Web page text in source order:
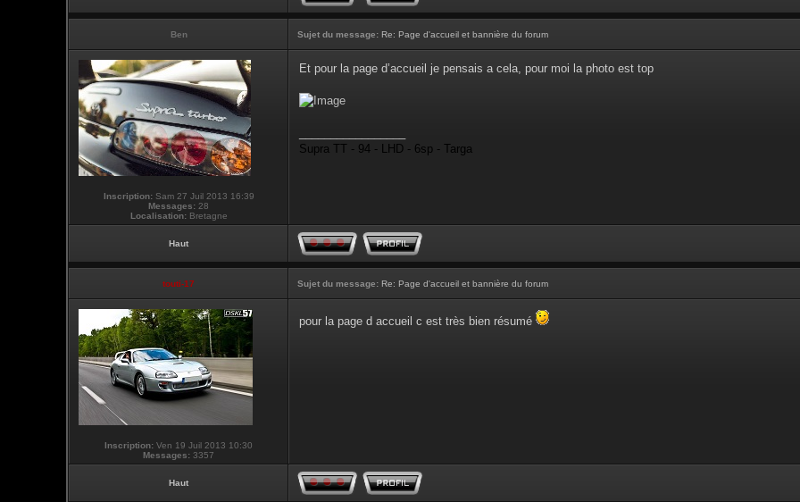
Ben Sujet du message: Re: Page d'accueil et bannière du forum
Inscription:Sam 27 Juil 2013 16:39
Messages: 28
Localisation:Bretagne
Et pour la page d’accueil je pensais a cela, pour moi la photo est top
Supra TT - 94 - LHD - 6sp - Targa
Haut
touti-17 Sujet du message: Re: Page d'accueil et bannière du forum
Inscription: Ven 19 Juil 2013 10:30
Messages: 3357
pour la page d accueil c est très bien résumé
Haut